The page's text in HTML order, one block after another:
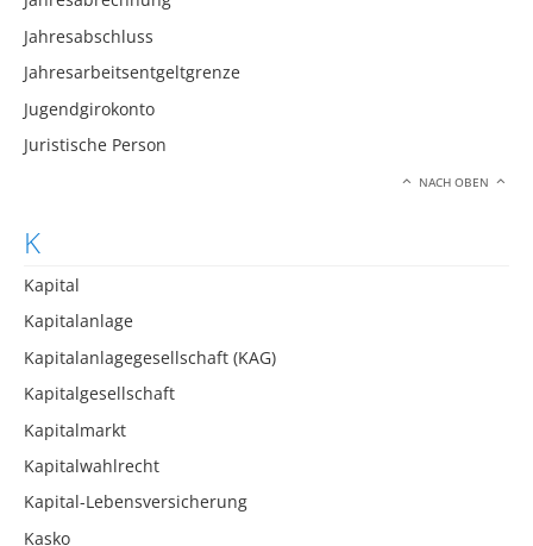
Jahresabschluss
Jahresarbeitsentgeltgrenze
Jugendgirokonto
Juristische Person
NACH OBEN
K
Kapital
Kapitalanlage
Kapitalanlagegesellschaft (KAG)
Kapitalgesellschaft
Kapitalmarkt
Kapitalwahlrecht
Kapital-Lebensversicherung
Kasko